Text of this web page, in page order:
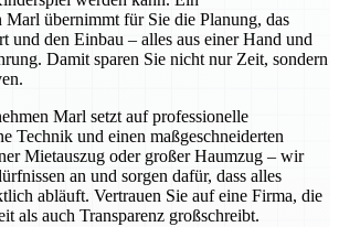
Marl übernimmt für Sie die Planung, das
und den Einbau – alles aus einer Hand und
Damit sparen Sie nicht nur Zeit, sondern
Marl setzt auf professionelle
Technik und einen maßgeschneiderten
Mietauszug oder großer Haumzug – wir
an und sorgen dafür, dass alles
abläuft. Vertrauen Sie auf eine Firma, die
als auch Transparenz großschreibt.